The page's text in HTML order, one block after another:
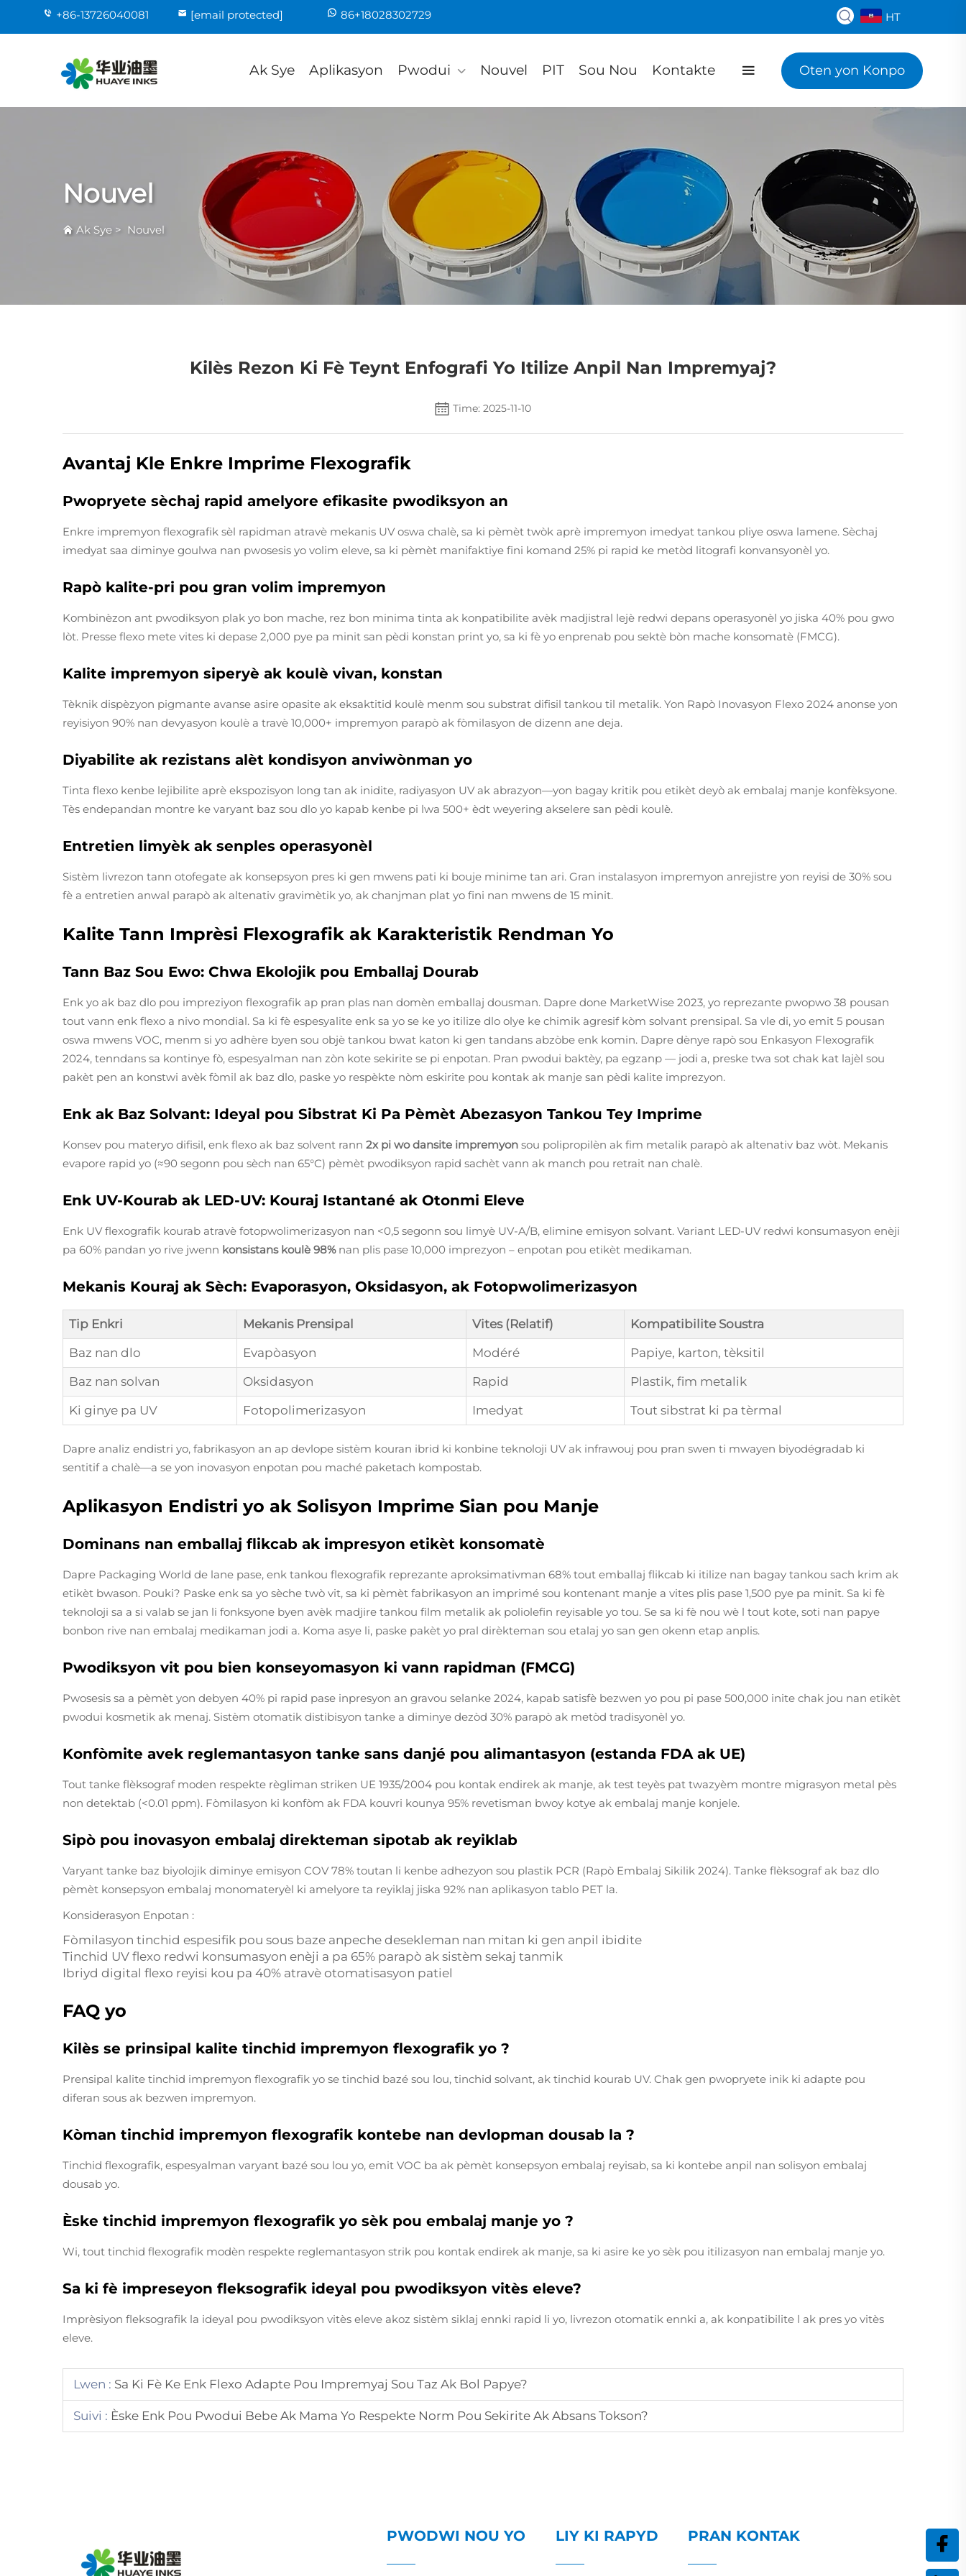
+86-13726040081 [email protected] 86+18028302729 HT
Ak Sye Aplikasyon Pwodui Nouvel PIT Sou Nou Kontakte Oten yon Konpo
Nouvel
Ak Sye > Nouvel
Kilès Rezon Ki Fè Teynt Enfografi Yo Itilize Anpil Nan Impremyaj?
Time: 2025-11-10
Avantaj Kle Enkre Imprime Flexografik
Pwopryete sèchaj rapid amelyore efikasite pwodiksyon an
Enkre impremyon flexografik sèl rapidman atravè mekanis UV oswa chalè, sa ki pèmèt twòk aprè impremyon imedyat tankou pliye oswa lamene. Sèchaj
imedyat saa diminye goulwa nan pwosesis yo volim eleve, sa ki pèmèt manifaktiye fini komand 25% pi rapid ke metòd litografi konvansyonèl yo.
Rapò kalite-pri pou gran volim impremyon
Kombinèzon ant pwodiksyon plak yo bon mache, rez bon minima tinta ak konpatibilite avèk madjistral lejè redwi depans operasyonèl yo jiska 40% pou gwo
lòt. Presse flexo mete vites ki depase 2,000 pye pa minit san pèdi konstan print yo, sa ki fè yo enprenab pou sektè bòn mache konsomatè (FMCG).
Kalite impremyon siperyè ak koulè vivan, konstan
Tèknik dispèzyon pigmante avanse asire opasite ak eksaktitid koulè menm sou substrat difisil tankou til metalik. Yon Rapò Inovasyon Flexo 2024 anonse yon
reyisiyon 90% nan devyasyon koulè a travè 10,000+ impremyon parapò ak fòmilasyon de dizenn ane deja.
Diyabilite ak rezistans alèt kondisyon anviwònman yo
Tinta flexo kenbe lejibilite aprè ekspozisyon long tan ak inidite, radiyasyon UV ak abrazyon—yon bagay kritik pou etikèt deyò ak embalaj manje konfèksyone.
Tès endepandan montre ke varyant baz sou dlo yo kapab kenbe pi lwa 500+ èdt weyering akselere san pèdi koulè.
Entretien limyèk ak senples operasyonèl
Sistèm livrezon tann otofegate ak konsepsyon pres ki gen mwens pati ki bouje minime tan ari. Gran instalasyon impremyon anrejistre yon reyisi de 30% sou
fè a entretien anwal parapò ak altenativ gravimètik yo, ak chanjman plat yo fini nan mwens de 15 minit.
Kalite Tann Imprèsi Flexografik ak Karakteristik Rendman Yo
Tann Baz Sou Ewo: Chwa Ekolojik pou Emballaj Dourab
Enk yo ak baz dlo pou impreziyon flexografik ap pran plas nan domèn emballaj dousman. Dapre done MarketWise 2023, yo reprezante pwopwo 38 pousan
tout vann enk flexo a nivo mondial. Sa ki fè espesyalite enk sa yo se ke yo itilize dlo olye ke chimik agresif kòm solvant prensipal. Sa vle di, yo emit 5 pousan
oswa mwens VOC, menm si yo adhère byen sou objè tankou bwat katon ki gen tandans abzòbe enk komin. Dapre dènye rapò sou Enkasyon Flexografik
2024, tenndans sa kontinye fò, espesyalman nan zòn kote sekirite se pi enpotan. Pran pwodui baktèy, pa egzanp — jodi a, preske twa sot chak kat lajèl sou
pakèt pen an konstwi avèk fòmil ak baz dlo, paske yo respèkte nòm eskirite pou kontak ak manje san pèdi kalite imprezyon.
Enk ak Baz Solvant: Ideyal pou Sibstrat Ki Pa Pèmèt Abezasyon Tankou Tey Imprime
Konsev pou materyo difisil, enk flexo ak baz solvent rann 2x pi wo dansite impremyon sou polipropilèn ak fim metalik parapò ak altenativ baz wòt. Mekanis
evapore rapid yo (≈90 segonn pou sèch nan 65°C) pèmèt pwodiksyon rapid sachèt vann ak manch pou retrait nan chalè.
Enk UV-Kourab ak LED-UV: Kouraj Istantané ak Otonmi Eleve
Enk UV flexografik kourab atravè fotopwolimerizasyon nan <0,5 segonn sou limyè UV-A/B, elimine emisyon solvant. Variant LED-UV redwi konsumasyon enèji
pa 60% pandan yo rive jwenn konsistans koulè 98% nan plis pase 10,000 imprezyon – enpotan pou etikèt medikaman.
Mekanis Kouraj ak Sèch: Evaporasyon, Oksidasyon, ak Fotopwolimerizasyon
Tip Enkri Mekanis Prensipal Vites (Relatif)
Kompatibilite Soustra
Baz nan dlo
Evapòasyon Modéré
Papiye, karton, tèksitil
Baz nan solvan
Oksidasyon Rapid
Plastik, fim metalik
Ki ginye pa UV
Fotopolimerizasyon Imedyat Tout sibstrat ki pa tèrmal
Dapre analiz endistri yo, fabrikasyon an ap devlope sistèm kouran ibrid ki konbine teknoloji UV ak infrawouj pou pran swen ti mwayen biyodégradab ki
sentitif a chalè—a se yon inovasyon enpotan pou maché paketach kompostab.
Aplikasyon Endistri yo ak Solisyon Imprime Sian pou Manje
Dominans nan emballaj flikcab ak impresyon etikèt konsomatè
Dapre Packaging World de lane pase, enk tankou flexografik reprezante aproksimativman 68% tout emballaj flikcab ki itilize nan bagay tankou sach krim ak
etikèt bwason. Pouki? Paske enk sa yo sèche twò vit, sa ki pèmèt fabrikasyon an imprimé sou kontenant manje a vites plis pase 1,500 pye pa minit. Sa ki fè
teknoloji sa a si valab se jan li fonksyone byen avèk madjire tankou film metalik ak poliolefin reyisable yo tou. Se sa ki fè nou wè l tout kote, soti nan papye
bonbon rive nan embalaj medikaman jodi a. Koma asye li, paske pakèt yo pral dirèkteman sou etalaj yo san gen okenn etap anplis.
Pwodiksyon vit pou bien konseyomasyon ki vann rapidman (FMCG)
Pwosesis sa a pèmèt yon debyen 40% pi rapid pase inpresyon an gravou selanke 2024, kapab satisfè bezwen yo pou pi pase 500,000 inite chak jou nan etikèt
pwodui kosmetik ak menaj. Sistèm otomatik distibisyon tanke a diminye dezòd 30% parapò ak metòd tradisyonèl yo.
Konfòmite avek reglemantasyon tanke sans danjé pou alimantasyon (estanda FDA ak UE)
Tout tanke flèksograf moden respekte règliman striken UE 1935/2004 pou kontak endirek ak manje, ak test teyès pat twazyèm montre migrasyon metal pès
non detektab (<0.01 ppm). Fòmilasyon ki konfòm ak FDA kouvri kounya 95% revetisman bwoy kotye ak embalaj manje konjele.
Sipò pou inovasyon embalaj direkteman sipotab ak reyiklab
Varyant tanke baz biyolojik diminye emisyon COV 78% toutan li kenbe adhezyon sou plastik PCR (Rapò Embalaj Sikilik 2024). Tanke flèksograf ak baz dlo
pèmèt konsepsyon embalaj monomateryèl ki amelyore ta reyiklaj jiska 92% nan aplikasyon tablo PET la.
Konsiderasyon Enpotan :
Fòmilasyon tinchid espesifik pou sous baze anpeche desekleman nan mitan ki gen anpil ibidite
Tinchid UV flexo redwi konsumasyon enèji a pa 65% parapò ak sistèm sekaj tanmik
Ibriyd digital flexo reyisi kou pa 40% atravè otomatisasyon patiel
FAQ yo
Kilès se prinsipal kalite tinchid impremyon flexografik yo ?
Prensipal kalite tinchid impremyon flexografik yo se tinchid bazé sou lou, tinchid solvant, ak tinchid kourab UV. Chak gen pwopryete inik ki adapte pou
diferan sous ak bezwen impremyon.
Kòman tinchid impremyon flexografik kontebe nan devlopman dousab la ?
Tinchid flexografik, espesyalman varyant bazé sou lou yo, emit VOC ba ak pèmèt konsepsyon embalaj reyisab, sa ki kontebe anpil nan solisyon embalaj
dousab yo.
Èske tinchid impremyon flexografik yo sèk pou embalaj manje yo ?
Wi, tout tinchid flexografik modèn respekte reglemantasyon strik pou kontak endirek ak manje, sa ki asire ke yo sèk pou itilizasyon nan embalaj manje yo.
Sa ki fè impreseyon fleksografik ideyal pou pwodiksyon vitès eleve?
Imprèsiyon fleksografik la ideyal pou pwodiksyon vitès eleve akoz sistèm siklaj ennki rapid li yo, livrezon otomatik ennki a, ak konpatibilite l ak pres yo vitès
eleve.
Lwen : Sa Ki Fè Ke Enk Flexo Adapte Pou Impremyaj Sou Taz Ak Bol Papye?
Suivi : Èske Enk Pou Pwodui Bebe Ak Mama Yo Respekte Norm Pou Sekirite Ak Absans Tokson?
PWODWI NOU YO LIY KI RAPYD PRAN KONTAK